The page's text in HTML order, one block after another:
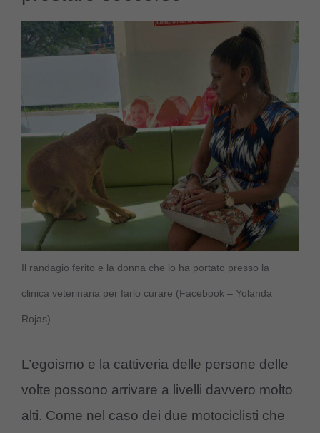
Il randagio ferito e la donna che lo ha portato presso la
clinica veterinaria per farlo curare (Facebook – Yolanda
Rojas)
L’egoismo e la cattiveria delle persone delle
volte possono arrivare a livelli davvero molto
alti. Come nel caso dei due motociclisti che